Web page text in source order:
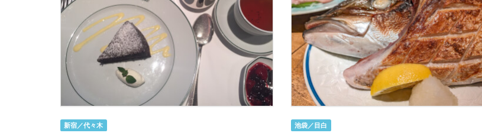
新宿／代々木 池袋／目白